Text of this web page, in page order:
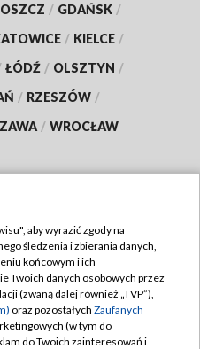
/ GDAŃSK /
/ KIELCE /
ŁÓDŹ / OLSZTYN /
/ RZESZÓW /
/ WROCŁAW
TVP
zgody
aby wyrazić zgody na
śledzenia i zbierania danych,
końcowym i ich
Twoich danych osobowych przez
(zwaną dalej również „TVP”),
oraz pozostałych Zaufanych
(w tym do
do Twoich zainteresowań i